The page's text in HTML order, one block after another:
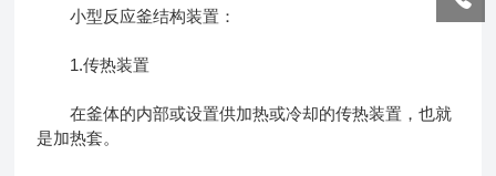
小型反应釜结构装置：
1.传热装置
在釜体的内部或设置供加热或冷却的传热装置，也就
是加热套。